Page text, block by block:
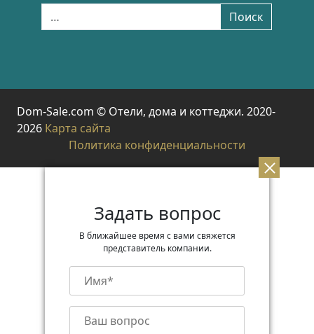
Поиск
Dom-Sale.com © Отели, дома и коттеджи. 2020-
2026 Карта сайта
Политика конфиденциальности
Задать вопрос
В ближайшее время с вами свяжется
представитель компании.